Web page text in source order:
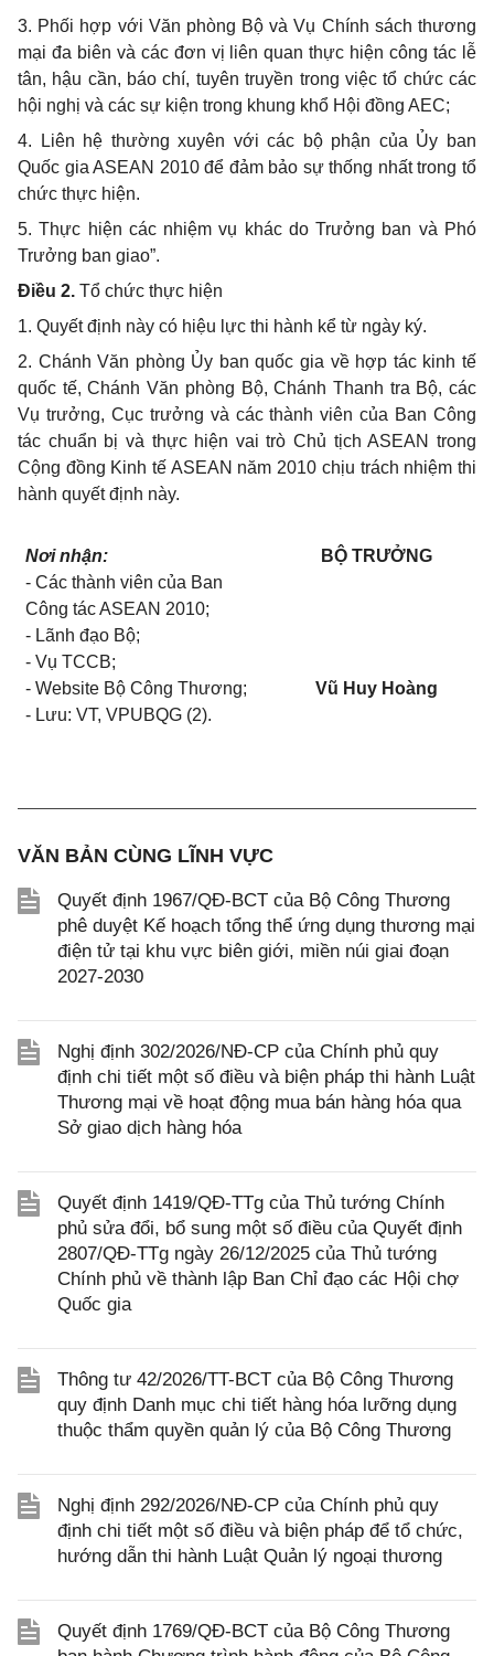
3. Phối hợp với Văn phòng Bộ và Vụ Chính sách thương
mại đa biên và các đơn vị liên quan thực hiện công tác lễ
tân, hậu cần, báo chí, tuyên truyền trong việc tổ chức các
hội nghị và các sự kiện trong khung khổ Hội đồng AEC;
4. Liên hệ thường xuyên với các bộ phận của Ủy ban
Quốc gia ASEAN 2010 để đảm bảo sự thống nhất trong tổ
chức thực hiện.
5. Thực hiện các nhiệm vụ khác do Trưởng ban và Phó
Trưởng ban giao”.
Điều 2. Tổ chức thực hiện
1. Quyết định này có hiệu lực thi hành kể từ ngày ký.
2. Chánh Văn phòng Ủy ban quốc gia về hợp tác kinh tế
quốc tế, Chánh Văn phòng Bộ, Chánh Thanh tra Bộ, các
Vụ trưởng, Cục trưởng và các thành viên của Ban Công
tác chuẩn bị và thực hiện vai trò Chủ tịch ASEAN trong
Cộng đồng Kinh tế ASEAN năm 2010 chịu trách nhiệm thi
hành quyết định này.
Nơi nhận:
- Các thành viên của Ban
Công tác ASEAN 2010;
- Lãnh đạo Bộ;
- Vụ TCCB;
- Website Bộ Công Thương;
- Lưu: VT, VPUBQG (2).
BỘ TRƯỞNG
Vũ Huy Hoàng
VĂN BẢN CÙNG LĨNH VỰC
Quyết định 1967/QĐ-BCT của Bộ Công Thương
phê duyệt Kế hoạch tổng thể ứng dụng thương mại
điện tử tại khu vực biên giới, miền núi giai đoạn
2027-2030
Nghị định 302/2026/NĐ-CP của Chính phủ quy
định chi tiết một số điều và biện pháp thi hành Luật
Thương mại về hoạt động mua bán hàng hóa qua
Sở giao dịch hàng hóa
Quyết định 1419/QĐ-TTg của Thủ tướng Chính
phủ sửa đổi, bổ sung một số điều của Quyết định
2807/QĐ-TTg ngày 26/12/2025 của Thủ tướng
Chính phủ về thành lập Ban Chỉ đạo các Hội chợ
Quốc gia
Thông tư 42/2026/TT-BCT của Bộ Công Thương
quy định Danh mục chi tiết hàng hóa lưỡng dụng
thuộc thẩm quyền quản lý của Bộ Công Thương
Nghị định 292/2026/NĐ-CP của Chính phủ quy
định chi tiết một số điều và biện pháp để tổ chức,
hướng dẫn thi hành Luật Quản lý ngoại thương
Quyết định 1769/QĐ-BCT của Bộ Công Thương